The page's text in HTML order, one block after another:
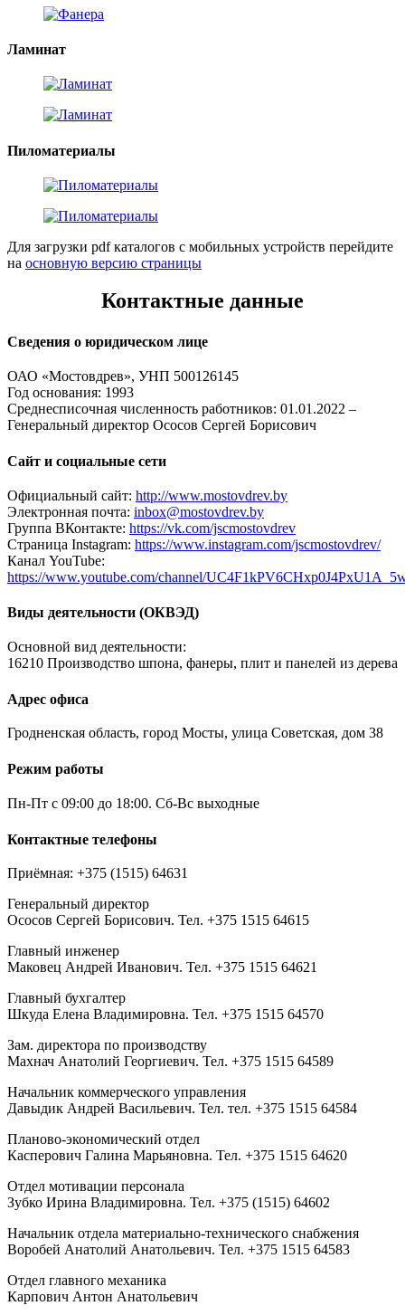
Ламинат
Пиломатериалы
Для загрузки pdf каталогов с мобильных устройств перейдите
на основную версию страницы
Контактные данные
Сведения о юридическом лице
ОАО «Мостовдрев», УНП 500126145
Год основания: 1993
Среднесписочная численность работников: 01.01.2022 –
Генеральный директор Ососов Сергей Борисович
Сайт и социальные сети
Официальный сайт: http://www.mostovdrev.by
Электронная почта: inbox@mostovdrev.by
Группа ВКонтакте: https://vk.com/jscmostovdrev
Страница Instagram: https://www.instagram.com/jscmostovdrev/
Канал YouTube:
https://www.youtube.com/channel/
Виды деятельности (ОКВЭД)
Основной вид деятельности:
16210 Производство шпона, фанеры, плит и панелей из дерева
Адрес офиса
Гродненская область, город Мосты, улица Советская, дом 38
Режим работы
Пн-Пт с 09:00 до 18:00. Сб-Вс выходные
Контактные телефоны
Приёмная: +375 (1515) 64631
Генеральный директор
Ососов Сергей Борисович. Тел. +375 1515 64615
Главный инженер
Маковец Андрей Иванович. Тел. +375 1515 64621
Главный бухгалтер
Шкуда Елена Владимировна. Тел. +375 1515 64570
Зам. директора по производству
Махнач Анатолий Георгиевич. Тел. +375 1515 64589
Начальник коммерческого управления
Давыдик Андрей Васильевич. Тел. тел. +375 1515 64584
Планово-экономический отдел
Касперович Галина Марьяновна. Тел. +375 1515 64620
Отдел мотивации персонала
Зубко Ирина Владимировна. Тел. +375 (1515) 64602
Начальник отдела материально-технического снабжения
Воробей Анатолий Анатольевич. Тел. +375 1515 64583
Отдел главного механика
Карпович Антон Анатольевич